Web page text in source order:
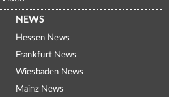
NEWS
Hessen News
Frankfurt News
Wiesbaden News
Mainz News